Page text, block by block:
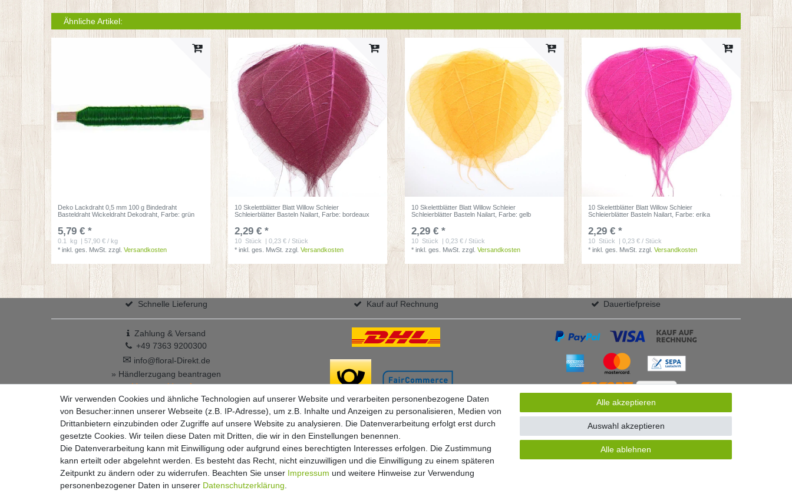
Ähnliche Artikel:
Deko Lackdraht 0,5 mm 100 g Bindedraht
Basteldraht Wickeldraht Dekodraht , Farbe: grün
5,79 € *
0.1 kg | 57,90 € / kg
*inkl. ges. MwSt. zzgl.Versandkosten
10 Skelettblätter Blatt Willow Schleier
Schleierblätter Basteln Nailart , Farbe: bordeaux
2,29 € *
10 Stück
| 0,23 € / Stück
*inkl. ges. MwSt. zzgl.Versandkosten
10 Skelettblätter Blatt Willow Schleier
Schleierblätter Basteln Nailart , Farbe: gelb
2,29 € *
10 Stück
| 0,23 € / Stück
*inkl. ges. MwSt. zzgl.Versandkosten
10 Skelettblätter Blatt Willow Schleier
Schleierblätter Basteln Nailart , Farbe: erika
2,29 € *
10 Stück
| 0,23 € / Stück
*inkl. ges. MwSt. zzgl.Versandkosten
Schnelle Lieferung Kauf auf Rechnung Dauertiefpreise
Zahlung & Versand
+49 7363 9200300
✉ info@floral-Direkt.de
» Händlerzugang beantragen
Vertrag widerrufen
Widerrufs­recht Widerrufs­formular Impressum Daten­schutz­erklärung
Wir verwenden Cookies und ähnliche Technologien auf unserer Website und verarbeiten personenbezogene Daten
von Besucher:innen unserer Webseite (z.B. IP-Adresse), um z.B. Inhalte und Anzeigen zu personalisieren, Medien von
Drittanbietern einzubinden oder Zugriffe auf unsere Website zu analysieren. Die Datenverarbeitung erfolgt erst durch
gesetzte Cookies. Wir teilen diese Daten mit Dritten, die wir in den Einstellungen benennen.
Die Datenverarbeitung kann mit Einwilligung oder aufgrund eines berechtigten Interesses erfolgen. Die Zustimmung
kann erteilt oder abgelehnt werden. Es besteht das Recht, nicht einzuwilligen und die Einwilligung zu einem späteren
Zeitpunkt zu ändern oder zu widerrufen. Beachten Sie unser Impressum und weitere Hinweise zur Verwendung
personenbezogener Daten in unserer Daten­schutz­erklärung
Alle akzeptieren
Alle ablehnen
Auswahl akzeptieren